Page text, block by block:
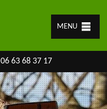
MENU
06 63 68 37 17